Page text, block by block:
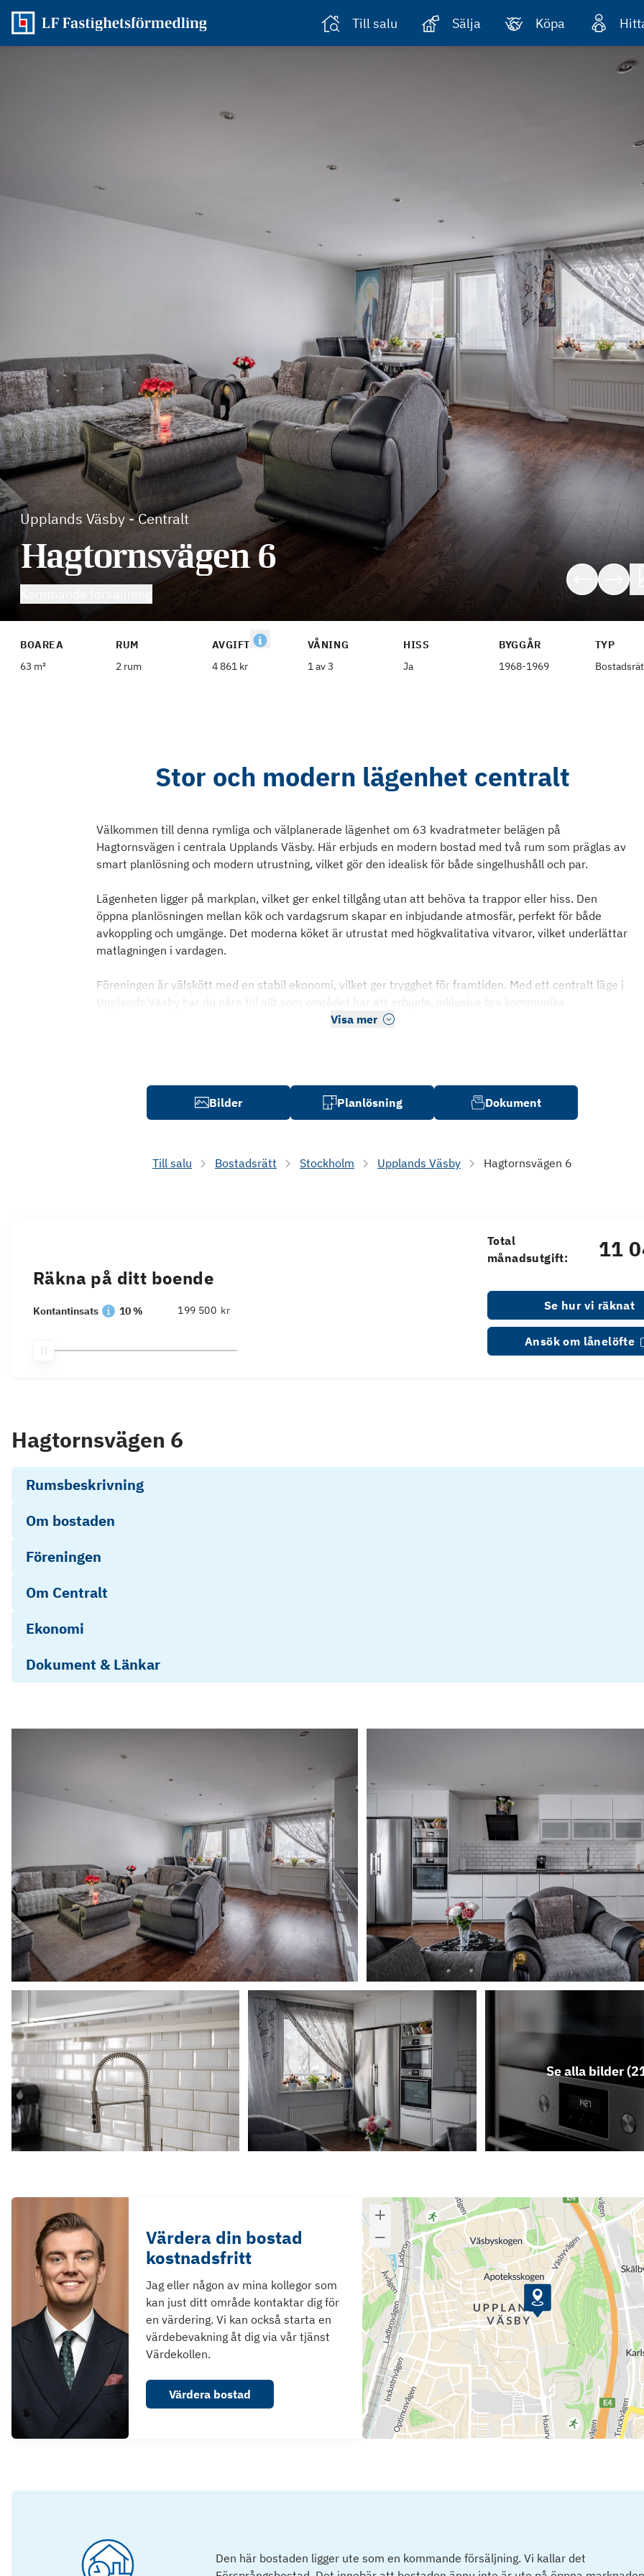
Till salu Sälja Köpa
Upplands Väsby-Centralt
Hagtornsvägen 6
BOAREA
63 m²
RUM
2 rum
AVGIFT
4 861 kr
VÅNING
1 av 3
HISS
Ja
BYGGÅR
1968-1969
TYP
Stor och modern lägenhet centralt
Välkommen till denna rymliga och välplanerade lägenhet om 63 kvadratmeter belägen på
Hagtornsvägen i centrala Upplands Väsby. Här erbjuds en modern bostad med två rum som präglas av
smart planlösning och modern utrustning, vilket gör den idealisk för både singelhushåll och par.
Lägenheten ligger på markplan, vilket ger enkel tillgång utan att behöva ta trappor eller hiss. Den
öppna planlösningen mellan kök och vardagsrum skapar en inbjudande atmosfär, perfekt för både
avkoppling och umgänge. Det moderna köket är utrustat med högkvalitativa vitvaror, vilket underlättar
matlagningen i vardagen.
Föreningen är välskött med en stabil ekonomi, vilket ger trygghet för framtiden. Med ett centralt läge i
Upplands Väsby har du nära till allt som området har att erbjuda, inklusive bra kommunika
Visa mer
Bilder Planlösning Dokument
Till salu Bostadsrätt Stockholm Upplands Väsby Hagtornsvägen 6
Räkna på ditt boende
Kontantinsats 10 % kr
Total
månadsutgift:
11
Se hur vi räknat
Ansök om lånelöfte
Hagtornsvägen 6
Rumsbeskrivning
Om bostaden
Föreningen
Om Centralt
Ekonomi
Dokument & Länkar
Se alla bilder (
Värdera din bostad
kostnadsfritt
Jag eller någon av mina kollegor som
kan just ditt område kontaktar dig för
en värdering. Vi kan också starta en
värdebevakning åt dig via vår tjänst
Värdekollen.
Värdera bostad
Den här bostaden ligger ute som en kommande försäljning. Vi kallar det